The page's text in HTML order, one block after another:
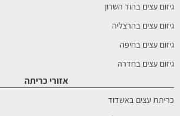
גיזום עצים בהוד השרון
גיזום עצים בהרצליה
גיזום עצים בחיפה
גיזום עצים בחדרה
אזורי כריתה
כריתת עצים באשדוד